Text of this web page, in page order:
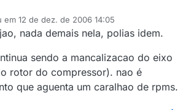
em 12 de dez. de 2006 14:05
por12 de dez. de 2006 09:05
nada demais nela, polias idem.
sendo a mancalizacao do eixo
rotor do compressor). nao é
que aguenta um caralhao de rpms.